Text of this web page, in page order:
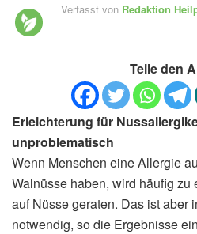
Verfasst von Redaktion
Teile den
Erleichterung für
unproblematisch
Wenn Menschen eine Allergie
Walnüsse haben, wird häufig
auf Nüsse geraten. Das ist aber
notwendig, so die Ergebnisse